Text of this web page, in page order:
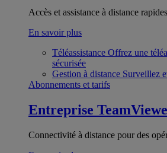
Accès et assistance à distance
En savoir plus
Téléassistance Offrez une
sécurisée
Gestion à distance Surveillez
Abonnements et tarifs
Entreprise
Connectivité à distance pour des